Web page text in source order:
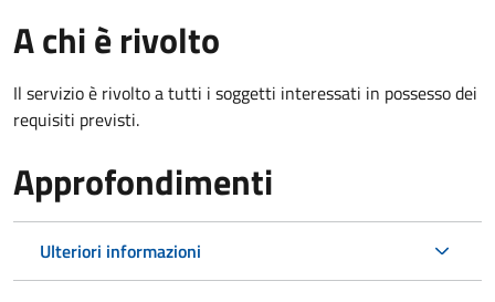
A chi è rivolto
Il servizio è rivolto a tutti i soggetti interessati in possesso dei
requisiti previsti.
Approfondimenti
Ulteriori informazioni